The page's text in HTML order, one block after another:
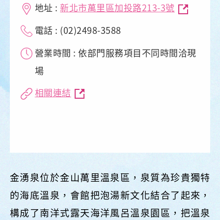
地址 : 新北市萬里區加投路213-3號
電話 : (02)2498-3588
營業時間 : 依部門服務項目不同時間洽現
場
相關連結
金湧泉位於金山萬里溫泉區，泉質為珍貴獨特
的海底溫泉，會館把泡湯新文化結合了起來，
構成了南洋式露天海洋風呂溫泉園區，把溫泉